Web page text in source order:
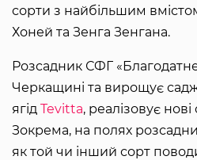
сорти з найбільшим
Хоней та Зенга Зенгана.
Розсадник СФГ
Черкащині та вирощує
ягід Tevitta, реалізовує
Зокрема, на полях
як той чи інший сорт